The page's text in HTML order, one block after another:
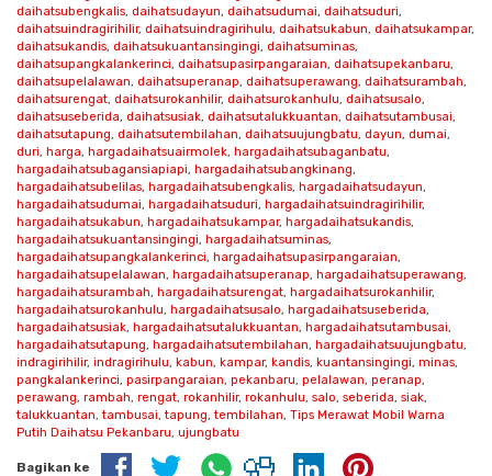
daihatsubengkalis, daihatsudayun, daihatsudumai, daihatsuduri,
daihatsuindragirihilir, daihatsuindragirihulu, daihatsukabun, daihatsukampar,
daihatsukandis, daihatsukuantansingingi, daihatsuminas,
daihatsupangkalankerinci, daihatsupasirpangaraian, daihatsupekanbaru,
daihatsupelalawan, daihatsuperanap, daihatsuperawang, daihatsurambah,
daihatsurengat, daihatsurokanhilir, daihatsurokanhulu, daihatsusalo,
daihatsuseberida, daihatsusiak, daihatsutalukkuantan, daihatsutambusai,
daihatsutapung, daihatsutembilahan, daihatsuujungbatu, dayun, dumai,
duri, harga, hargadaihatsuairmolek, hargadaihatsubaganbatu,
hargadaihatsubagansiapiapi, hargadaihatsubangkinang,
hargadaihatsubelilas, hargadaihatsubengkalis, hargadaihatsudayun,
hargadaihatsudumai, hargadaihatsuduri, hargadaihatsuindragirihilir,
hargadaihatsukabun, hargadaihatsukampar, hargadaihatsukandis,
hargadaihatsukuantansingingi, hargadaihatsuminas,
hargadaihatsupangkalankerinci, hargadaihatsupasirpangaraian,
hargadaihatsupelalawan, hargadaihatsuperanap, hargadaihatsuperawang,
hargadaihatsurambah, hargadaihatsurengat, hargadaihatsurokanhilir,
hargadaihatsurokanhulu, hargadaihatsusalo, hargadaihatsuseberida,
hargadaihatsusiak, hargadaihatsutalukkuantan, hargadaihatsutambusai,
hargadaihatsutapung, hargadaihatsutembilahan, hargadaihatsuujungbatu,
indragirihilir, indragirihulu, kabun, kampar, kandis, kuantansingingi, minas,
pangkalankerinci, pasirpangaraian, pekanbaru, pelalawan, peranap,
perawang, rambah, rengat, rokanhilir, rokanhulu, salo, seberida, siak,
talukkuantan,tambusai,tapung,tembilahan, Tips Merawat Mobil Warna
Putih Daihatsu Pekanbaru, ujungbatu
Bagikan ke